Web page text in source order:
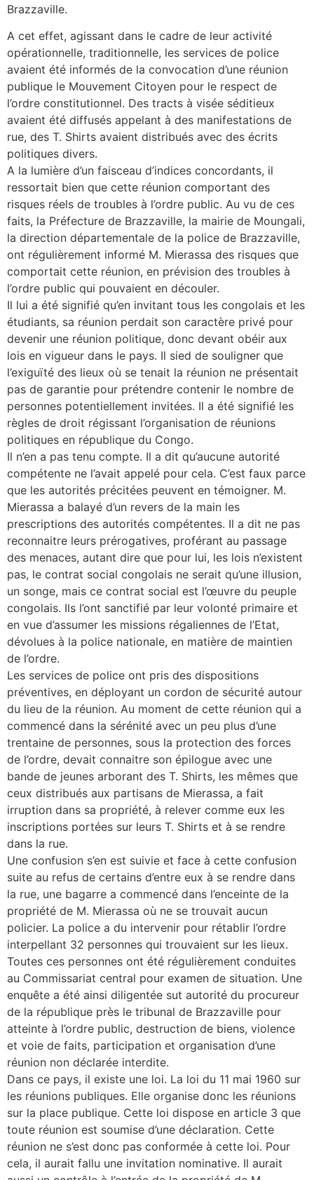
Brazzaville.
A cet effet, agissant dans le cadre de leur activité
opérationnelle, traditionnelle, les services de police
avaient été informés de la convocation d’une réunion
publique le Mouvement Citoyen pour le respect de
l’ordre constitutionnel. Des tracts à visée séditieux
avaient été diffusés appelant à des manifestations de
rue, des T. Shirts avaient distribués avec des écrits
politiques divers.
A la lumière d’un faisceau d’indices concordants, il
ressortait bien que cette réunion comportant des
risques réels de troubles à l’ordre public. Au vu de ces
faits, la Préfecture de Brazzaville, la mairie de Moungali,
la direction départementale de la police de Brazzaville,
ont régulièrement informé M. Mierassa des risques que
comportait cette réunion, en prévision des troubles à
l’ordre public qui pouvaient en découler.
Il lui a été signifié qu’en invitant tous les congolais et les
étudiants, sa réunion perdait son caractère privé pour
devenir une réunion politique, donc devant obéir aux
lois en vigueur dans le pays. Il sied de souligner que
l’exiguïté des lieux où se tenait la réunion ne présentait
pas de garantie pour prétendre contenir le nombre de
personnes potentiellement invitées. Il a été signifié les
règles de droit régissant l’organisation de réunions
politiques en république du Congo.
Il n’en a pas tenu compte. Il a dit qu’aucune autorité
compétente ne l’avait appelé pour cela. C’est faux parce
que les autorités précitées peuvent en témoigner. M.
Mierassa a balayé d’un revers de la main les
prescriptions des autorités compétentes. Il a dit ne pas
reconnaitre leurs prérogatives, proférant au passage
des menaces, autant dire que pour lui, les lois n’existent
pas, le contrat social congolais ne serait qu’une illusion,
un songe, mais ce contrat social est l’œuvre du peuple
congolais. Ils l’ont sanctifié par leur volonté primaire et
en vue d’assumer les missions régaliennes de l’Etat,
dévolues à la police nationale, en matière de maintien
de l’ordre.
Les services de police ont pris des dispositions
préventives, en déployant un cordon de sécurité autour
du lieu de la réunion. Au moment de cette réunion qui a
commencé dans la sérénité avec un peu plus d’une
trentaine de personnes, sous la protection des forces
de l’ordre, devait connaitre son épilogue avec une
bande de jeunes arborant des T. Shirts, les mêmes que
ceux distribués aux partisans de Mierassa, a fait
irruption dans sa propriété, à relever comme eux les
inscriptions portées sur leurs T. Shirts et à se rendre
dans la rue.
Une confusion s’en est suivie et face à cette confusion
suite au refus de certains d’entre eux à se rendre dans
la rue, une bagarre a commencé dans l’enceinte de la
propriété de M. Mierassa où ne se trouvait aucun
policier. La police a du intervenir pour rétablir l’ordre
interpellant 32 personnes qui trouvaient sur les lieux.
Toutes ces personnes ont été régulièrement conduites
au Commissariat central pour examen de situation. Une
enquête a été ainsi diligentée sut autorité du procureur
de la république près le tribunal de Brazzaville pour
atteinte à l’ordre public, destruction de biens, violence
et voie de faits, participation et organisation d’une
réunion non déclarée interdite.
Dans ce pays, il existe une loi. La loi du 11 mai 1960 sur
les réunions publiques. Elle organise donc les réunions
sur la place publique. Cette loi dispose en article 3 que
toute réunion est soumise d’une déclaration. Cette
réunion ne s’est donc pas conformée à cette loi. Pour
cela, il aurait fallu une invitation nominative. Il aurait